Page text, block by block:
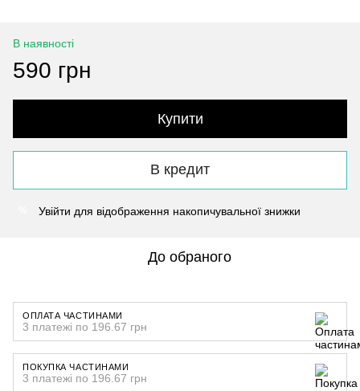
В наявності
590 грн
Купити
В кредит
Увійти для відображення накопичувальної знижки
До обраного
ОПЛАТА ЧАСТИНАМИ
3 платежі по 196.67 грн
ПОКУПКА ЧАСТИНАМИ
3 платежі по 196.67 грн